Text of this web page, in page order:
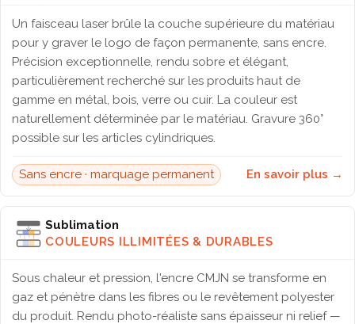
Un faisceau laser brûle la couche supérieure du matériau
pour y graver le logo de façon permanente, sans encre.
Précision exceptionnelle, rendu sobre et élégant,
particulièrement recherché sur les produits haut de
gamme en métal, bois, verre ou cuir. La couleur est
naturellement déterminée par le matériau. Gravure 360°
possible sur les articles cylindriques.
Sans encre · marquage permanent En savoir plus →
Sublimation
COULEURS ILLIMITÉES & DURABLES
Sous chaleur et pression, l'encre CMJN se transforme en
gaz et pénètre dans les fibres ou le revêtement polyester
du produit. Rendu photo-réaliste sans épaisseur ni relief —